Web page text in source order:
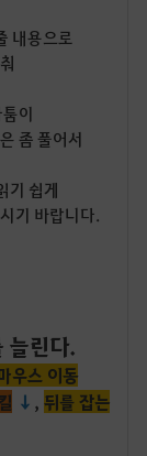
내용으로
이
좀 풀어서
기 쉽게
기 바랍니다.
늘린다.
우스 이동
↓ , 뒤를 잡는